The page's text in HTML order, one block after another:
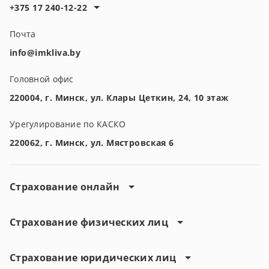
+375 17 240-12-22
Почта
info@imkliva.by
Головной офис
220004, г. Минск, ул. Клары Цеткин, 24, 10 этаж
Урегулирование по КАСКО
220062, г. Минск, ул. Мястровская 6
Страхование онлайн
Страхование физических лиц
Страхование юридических лиц